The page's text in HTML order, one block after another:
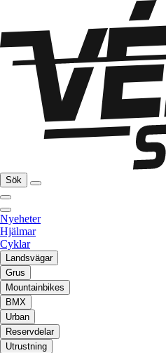
Sök
Nyeheter
Hjälmar
Cyklar
Landsvägar
Grus
Mountainbikes
BMX
Urban
Reservdelar
Utrustning